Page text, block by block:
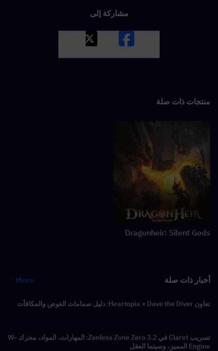
مشاركة إلى
منتجات ذات صلة
Dragonheir: Silent Gods
أخبار ذات صلة More
تعاون Heartopia × Dave the Diver: دليل صمامات الغوص والمكافآت
تسريب Claret في Zenless Zone Zero 3.2: المهارات، المواد، محرك W-
Engine المميز، وسينما العقل